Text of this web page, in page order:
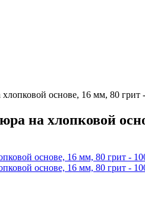
основе, 16 мм, 80 грит
на хлопковой